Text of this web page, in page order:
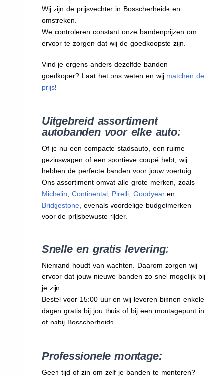
Wij zijn de prijsvechter in Bosscherheide en
omstreken.
We controleren constant onze bandenprijzen om
ervoor te zorgen dat wij de goedkoopste zijn.
Vind je ergens anders dezelfde banden
goedkoper? Laat het ons weten en wij matchen de
prijs!
Uitgebreid assortiment
autobanden voor elke auto:
Of je nu een compacte stadsauto, een ruime
gezinswagen of een sportieve coupé hebt, wij
hebben de perfecte banden voor jouw voertuig.
Ons assortiment omvat alle grote merken, zoals
Michelin, Continental, Pirelli, Goodyearen
Bridgestone, evenals voordelige budgetmerken
voor de prijsbewuste rijder.
Snelle en gratis levering:
Niemand houdt van wachten. Daarom zorgen wij
ervoor dat jouw nieuwe banden zo snel mogelijk bij
je zijn.
Bestel voor 15:00 uur en wij leveren binnen enkele
dagen gratis bij jou thuis of bij een montagepunt in
of nabij Bosscherheide.
Professionele montage:
Geen tijd of zin om zelf je banden te monteren?